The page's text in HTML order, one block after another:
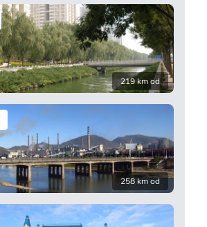
219 km od
258 km od